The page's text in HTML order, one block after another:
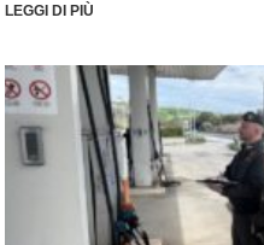
LEGGI DI PIÙ